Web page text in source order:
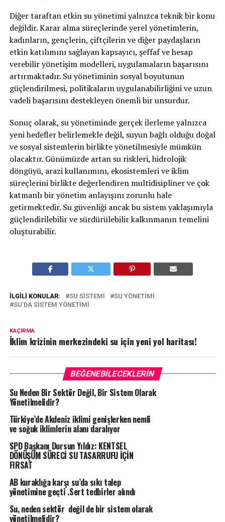
Diğer taraftan etkin su yönetimi yalnızca teknik bir konu
değildir. Karar alma süreçlerinde yerel yönetimlerin,
kadınların, gençlerin, çiftçilerin ve diğer paydaşların
etkin katılımını sağlayan kapsayıcı, şeffaf ve hesap
verebilir yönetişim modelleri, uygulamaların başarısını
artırmaktadır. Su yönetiminin sosyal boyutunun
güçlendirilmesi, politikaların uygulanabilirliğini ve uzun
vadeli başarısını destekleyen önemli bir unsurdur.
Sonuç olarak, su yönetiminde gerçek ilerleme yalnızca
yeni hedefler belirlemekle değil, suyun bağlı olduğu doğal
ve sosyal sistemlerin birlikte yönetilmesiyle mümkün
olacaktır. Günümüzde artan su riskleri, hidrolojik
döngüyü, arazi kullanımını, ekosistemleri ve iklim
süreçlerini birlikte değerlendiren multidisipliner ve çok
katmanlı bir yönetim anlayışını zorunlu hale
getirmektedir. Su güvenliği ancak bu sistem yaklaşımıyla
güçlendirilebilir ve sürdürülebilir kalkınmanın temelini
oluşturabilir.
İLGILI KONULAR: SU SISTEMI
SU YÖNETIMI
SU'DA SISTEM YÖNETIMI
KAÇIRMA
İklim krizinin merkezindeki su için yeni yol haritası!
BEĞENEBILECEKLERIN
Su Neden Bir Sektör Değil, Bir Sistem Olarak
Yönetilmelidir?
Türkiye’de Akdeniz iklimi genişlerken nemli
ve soğuk iklimlerin alanı daralıyor
SPD Başkanı Dursun Yıldız: KENTSEL
DÖNÜŞÜM SÜRECİ SU TASARRUFU İÇİN
FIRSAT
AB kuraklığa karşı su’da sıkı talep
yönetimine geçti .Sert tedbirler alındı
Su, neden sektör değil de bir sistem olarak
yönetilmelidir?